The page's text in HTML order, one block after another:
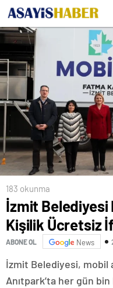
183 okunma
İzmit Belediyesi
Kişilik Ücretsiz
ABONE OL News
İzmit Belediyesi, mobil
Anıtpark’ta her gün